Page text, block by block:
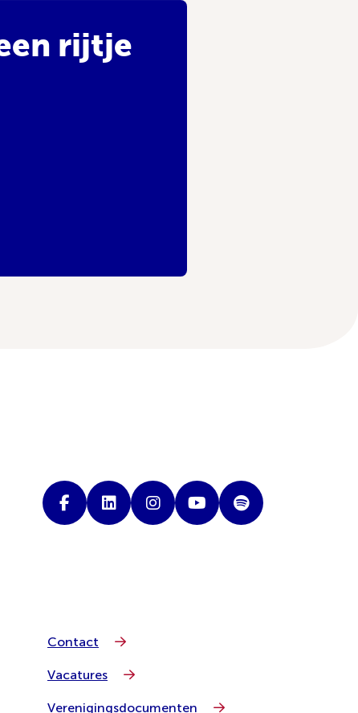
rijtje
Contact
Vacatures
Verenigingsdocumenten